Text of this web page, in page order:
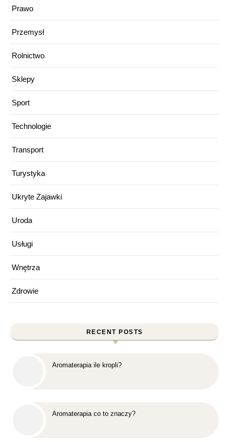
Prawo
Przemysł
Rolnictwo
Sklepy
Sport
Technologie
Transport
Turystyka
Ukryte Zajawki
Uroda
Usługi
Wnętrza
Zdrowie
RECENT POSTS
Aromaterapia ile kropli?
Aromaterapia co to znaczy?